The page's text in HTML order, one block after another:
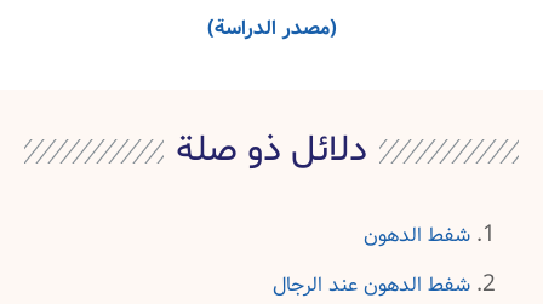
(مصدر الدراسة)
دلائل ذو صلة
شفط الدهون
شفط الدهون عند الرجال